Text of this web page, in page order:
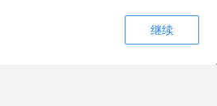
斯基要让武契奇脱离俄罗斯阵营。#全球创
奇 #泽连斯基
魔缠身，精神崩溃遭报应 #民间故事#好剧推
继续